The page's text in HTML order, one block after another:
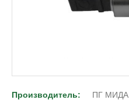
Производитель:
ПГ МИДА